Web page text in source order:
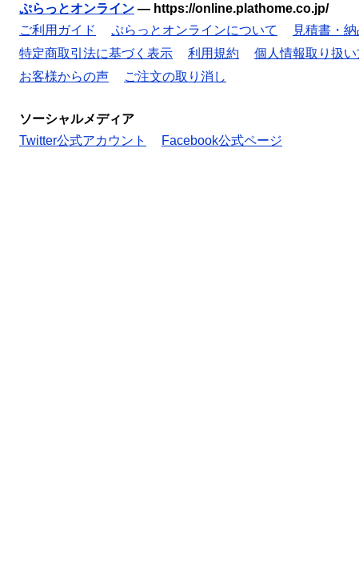
ぷらっとオンライン — https://online.plathome.co.jp/
ご利用ガイド
ぷらっとオンラインについて 見積書・
特定商取引法に基づく表示
利用規約 個人情報取り扱
お客様からの声
ご注文の取り消し
ソーシャルメディア
Twitter公式アカウント
Facebook公式ページ